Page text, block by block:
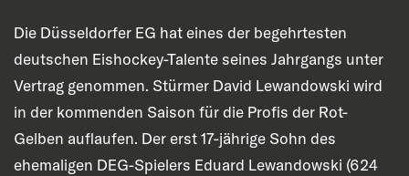
Die Düsseldorfer EG hat eines der begehrtesten
deutschen Eishockey-Talente seines Jahrgangs unter
Vertrag genommen. Stürmer David Lewandowski wird
in der kommenden Saison für die Profis der Rot-
Gelben auflaufen. Der erst 17-jährige Sohn des
ehemaligen DEG-Spielers Eduard Lewandowski (624